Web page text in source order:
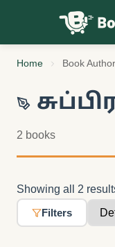
Skip to content
Home Book
2 books
Showing all 2
Filters